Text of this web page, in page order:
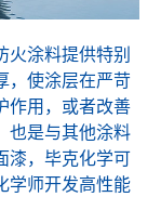
火涂料提供特别
，使涂层在严苛
作用，或者改善
也是与其他涂料
漆，毕克化学可
学师开发高性能